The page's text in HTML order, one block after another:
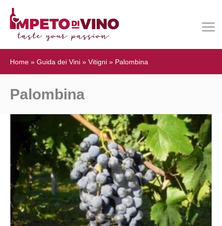
Home » Guida dei Vini » Vitigni » Palombina
Palombina